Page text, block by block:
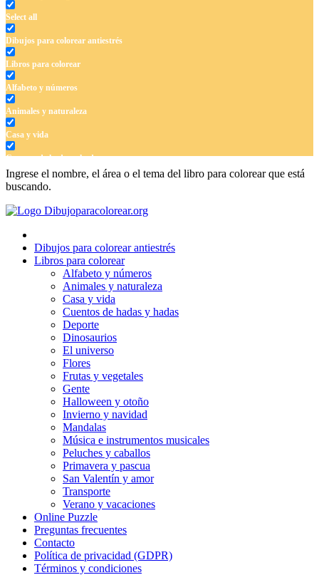
Select all
Dibujos para colorear antiestrés
Libros para colorear
Alfabeto y números
Animales y naturaleza
Casa y vida
Cuentos de hadas y hadas
Deporte
Dinosaurios
Flores
Frutas y vegetales
Halloween y otoño
Invierno y navidad
Música e instrumentos musicales
Peluches y caballos
Primavera y pascua
San Valentín y amor
Verano y vacaciones
Libros para colorear para niños
Nezaradené
Ingrese el nombre, el área o el tema del libro para colorear que está
buscando.
Dibujos para colorear antiestrés
Libros para colorear
Alfabeto y números
Animales y naturaleza
Casa y vida
Cuentos de hadas y hadas
Deporte
Dinosaurios
El universo
Flores
Frutas y vegetales
Gente
Halloween y otoño
Invierno y navidad
Mandalas
Música e instrumentos musicales
Peluches y caballos
Primavera y pascua
San Valentín y amor
Transporte
Verano y vacaciones
Online Puzzle
Preguntas frecuentes
Contacto
Política de privacidad (GDPR)
Términos y condiciones